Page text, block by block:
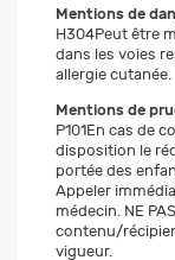
Mentions de
H304Peut être
dans les voies
allergie cutanée.
Mentions de
P101En cas de
disposition le
portée des
Appeler
médecin. NE
contenu/
vigueur.